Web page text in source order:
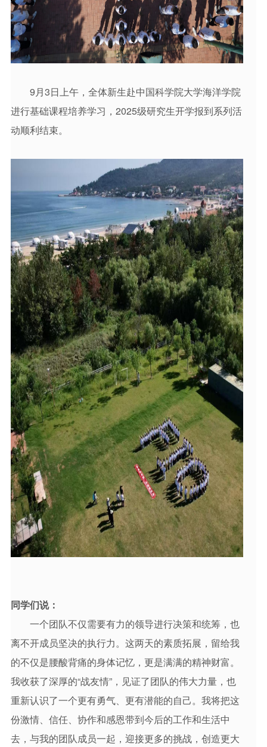
9月3日上午，全体新生赴中国科学院大学海洋学院
进行基础课程培养学习，2025级研究生开学报到系列活
动顺利结束。
同学们说：
一个团队不仅需要有力的领导进行决策和统筹，也
离不开成员坚决的执行力。这两天的素质拓展，留给我
的不仅是腰酸背痛的身体记忆，更是满满的精神财富。
我收获了深厚的“战友情”，见证了团队的伟大力量，也
重新认识了一个更有勇气、更有潜能的自己。我将把这
份激情、信任、协作和感恩带到今后的工作和生活中
去，与我的团队成员一起，迎接更多的挑战，创造更大